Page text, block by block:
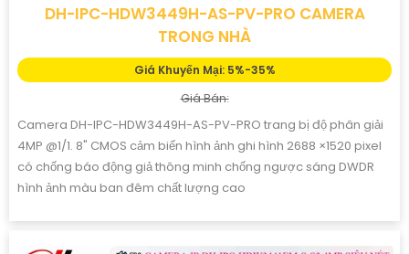
DH-IPC-HDW3449H-AS-PV-PRO CAMERA
TRONG NHÀ
Giá Khuyến Mại: 5%-35%
Giá Bán:
Camera DH-IPC-HDW3449H-AS-PV-PRO trang bị độ phân giải
4MP @1/1. 8" CMOS cảm biến hình ảnh ghi hình 2688 ×1520 pixel
có chống báo động giả thông minh chống ngược sáng DWDR
hình ảnh màu ban đêm chất lượng cao